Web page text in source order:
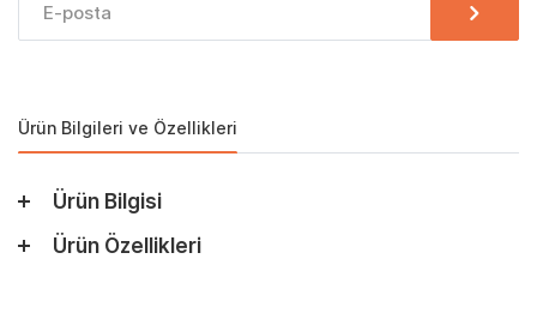
Ürün Bilgileri ve Özellikleri
Ürün Bilgisi
Ürün Özellikleri